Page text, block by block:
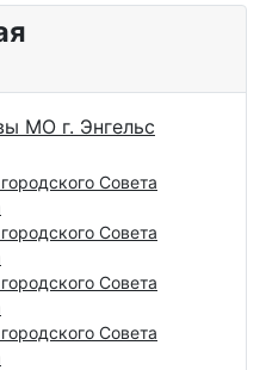
МО г. Энгельс
Совета
Совета
Совета
Совета